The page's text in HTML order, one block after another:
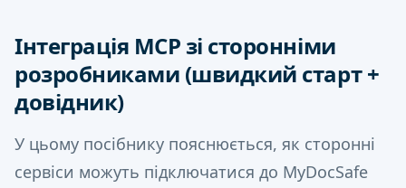
Інтеграція MCP зі сторонніми
розробниками (швидкий старт +
довідник)
У цьому посібнику пояснюється, як сторонні
сервіси можуть підключатися до MyDocSafe